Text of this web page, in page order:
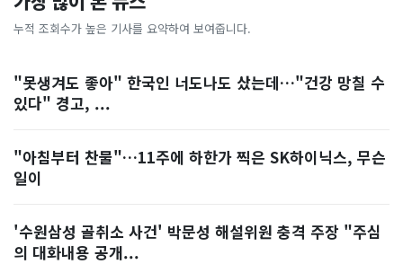
누적 조회수가 높은 기사를 요약하여 보여줍니다.
"못생겨도 좋아" 한국인 너도나도 샀는데…"건강 망칠 수
있다" 경고, ...
"아침부터 찬물"…11주에 하한가 찍은 SK하이닉스, 무슨
일이
'수원삼성 골취소 사건' 박문성 해설위원 충격 주장 "주심
의 대화내용 공개...